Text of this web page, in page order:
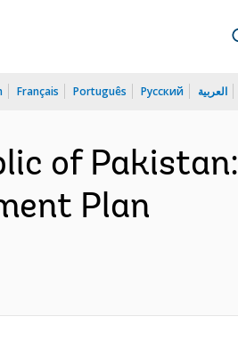
Français Português Русский العربية
of Pakistan:
Plan